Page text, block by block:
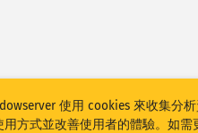
使用 cookies 來收集分
用方式並改善使用者的體驗。如需